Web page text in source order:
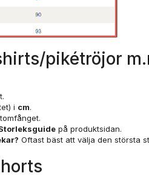
pikétröjor
i cm.
på produktsidan.
Oftast bäst att välja den största